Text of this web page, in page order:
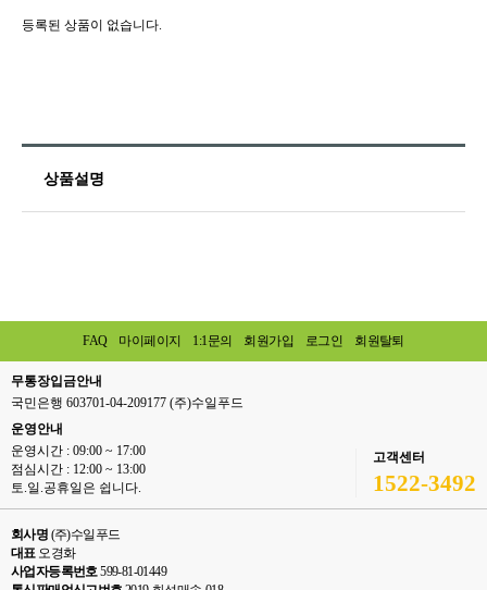
등록된 상품이 없습니다.
상품설명
FAQ 마이페이지 1:1문의 회원가입 로그인 회원탈퇴
무통장입금안내
국민은행 603701-04-209177 (주)수일푸드
운영안내
운영시간 : 09:00 ~ 17:00
점심시간 : 12:00 ~ 13:00
토.일.공휴일은 쉽니다.
고객센터
1522-3492
회사명 (주)수일푸드
대표오경화
사업자등록번호599-81-01449